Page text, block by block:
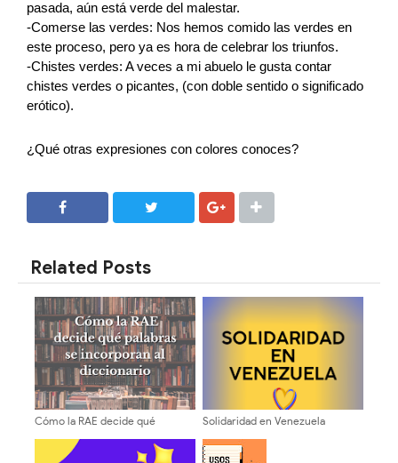
pasada, aún está verde del malestar.
-Comerse las verdes: Nos hemos comido las verdes en
este proceso, pero ya es hora de celebrar los triunfos.
-Chistes verdes: A veces a mi abuelo le gusta contar
chistes verdes o picantes, (con doble sentido o significado
erótico).
¿Qué otras expresiones con colores conoces?
Related Posts
Cómo la RAE decide qué
diccionario
Solidaridad en Venezuela